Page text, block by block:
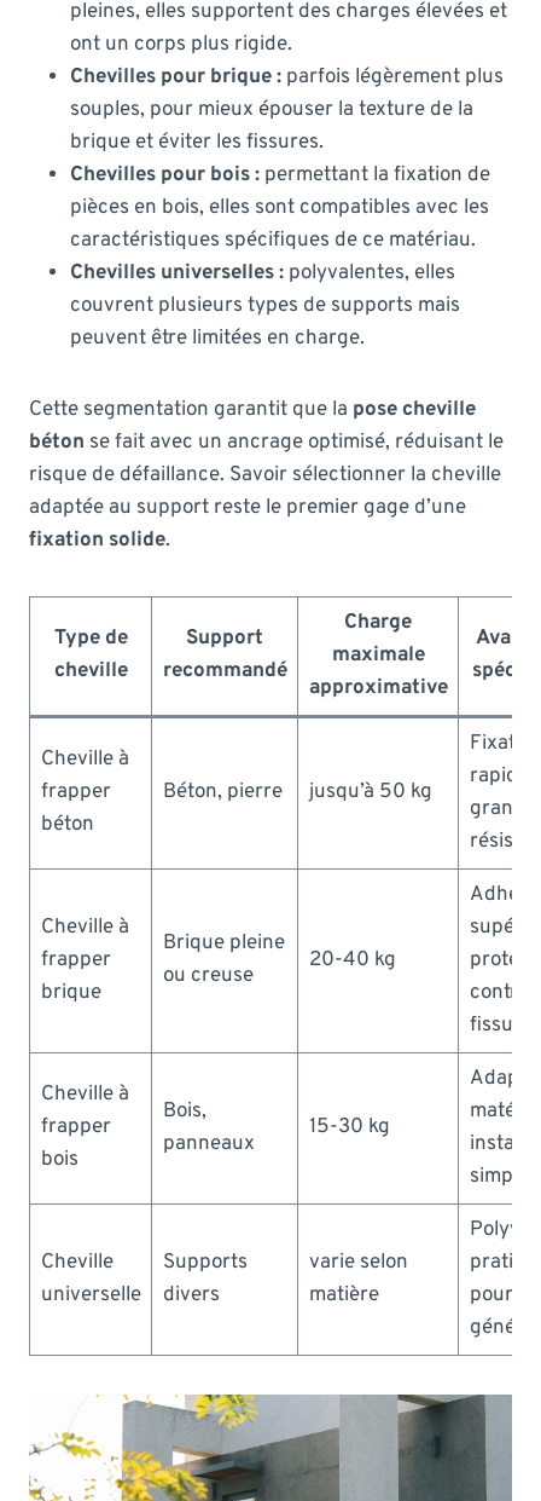
pleines, elles supportent des charges élevées et
ont un corps plus rigide.
Chevilles pour brique : parfois légèrement plus
souples, pour mieux épouser la texture de la
brique et éviter les fissures.
Chevilles pour bois : permettant la fixation de
pièces en bois, elles sont compatibles avec les
caractéristiques spécifiques de ce matériau.
Chevilles universelles : polyvalentes, elles
couvrent plusieurs types de supports mais
peuvent être limitées en charge.
Cette segmentation garantit que la pose cheville
béton se fait avec un ancrage optimisé, réduisant le
risque de défaillance. Savoir sélectionner la cheville
adaptée au support reste le premier gage d’une
fixation solide.
Type de
cheville
Support
recommandé
Charge
maximale
approximative
Cheville à
frapper
béton
Béton, pierre jusqu’à 50 kg
rapide,
grande
Cheville à
frapper
brique
Brique pleine
ou creuse
20-40 kg
contre
fissures
Cheville à
frapper
bois
Bois,
panneaux
15-30 kg
simple
Cheville
universelle
Supports
divers
varie selon
matière
pour
général